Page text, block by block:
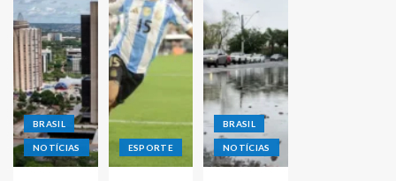
BRASIL
NOTÍCIAS ESPORTE
BRASIL
NOTÍCIAS